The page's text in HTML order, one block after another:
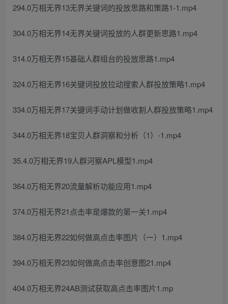
294.0万相无界13无界关键词的投放思路和策路1-1.mp4
304.0万相无界14无界关键词投放的人群更新思路1.mp4
314.0万相无界15基础人群组台的投放思路1.mp4
324.0万相无界16关键词投放拉动搜索人群投放策略1.mp4
334.0万相无界17关键词手动计划做收割人群投放策略1.mp4
344.0万相无界18宝贝人群洞察和分析（1）-1.mp4
35.4.0万相无界19人群河察APL模型1.mp4
364.0万相无界20流量解析功能应用1.mp4
374.0万相无界21点击率是爆款的第一关1.mp4
384.0万相无界22如何做高点击率图片（一）1.mp4
394.0万相无界23如何做高点击率创意图21.mp4
404.0万相无界24AB测试获取高点击率图片1.mp